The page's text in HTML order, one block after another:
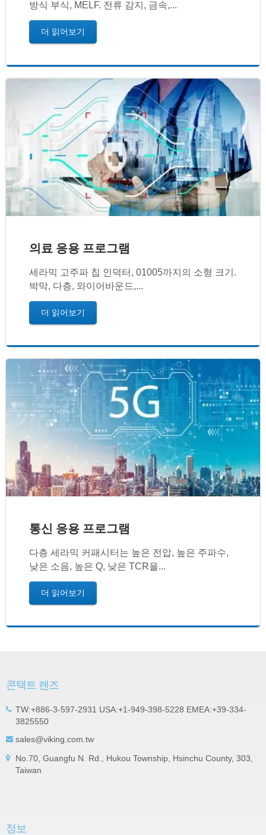
방식 부식, MELF. 전류 감지, 금속,...
더 읽어보기
의료 응용 프로그램
세라믹 고주파 칩 인덕터, 01005까지의 소형 크기.
박막, 다층, 와이어바운드,...
더 읽어보기
통신 응용 프로그램
다층 세라믹 커패시터는 높은 전압, 높은 주파수,
낮은 소음, 높은 Q, 낮은 TCR을...
더 읽어보기
콘택트 렌즈
TW:+886-3-597-2931 USA:+1-949-398-5228 EMEA:+39-334-
3825550
sales@viking.com.tw
No.70, Guangfu N. Rd., Hukou Township, Hsinchu County, 303,
Taiwan
정보